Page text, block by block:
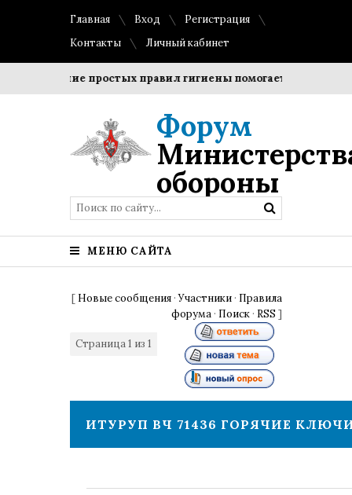
Главная Вход
Регистрация
Контакты
Личный кабинет
простых правил гигиены помогает сохранить
Форум
обороны
МЕНЮ САЙТА
[ Новые сообщения ·Участники · Правила
форума · Поиск · RSS ]
Страница1 из 1
ИТУРУП ВЧ 71436 ГОРЯЧИЕ